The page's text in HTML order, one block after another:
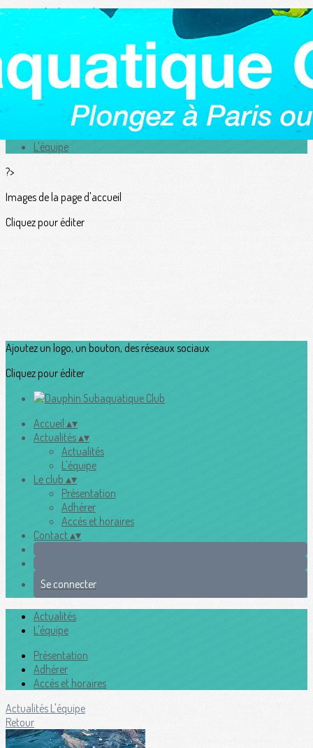
Exporter les lignes sélectionnées
Exporter toutes les colonnes
Exporter uniquement les colonnes affichées
Menu
L'équipe
?>
Images de la page d'accueil
Cliquez pour éditer
Ajoutez un logo, un bouton, des réseaux sociaux
Cliquez pour éditer
Accueil ▴▾
Actualités▴▾
Actualités
L'équipe
Le club ▴▾
Présentation
Adhérer
Accès et horaires
Contact▴▾
Se connecter
Actualités
L'équipe
Présentation
Adhérer
Accès et horaires
Actualités L'équipe
Retour